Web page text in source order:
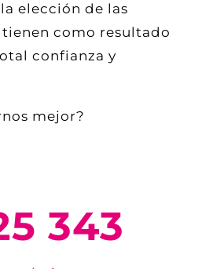
elección de las
como resultado
confianza y
mejor?
343